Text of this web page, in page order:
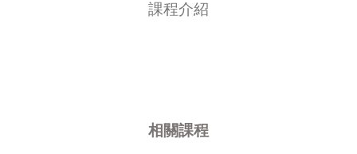
課程介紹
相關課程